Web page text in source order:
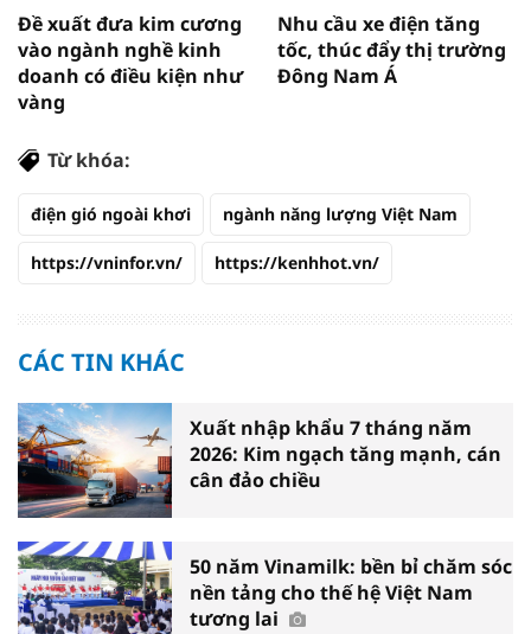
Đề xuất đưa kim cương
vào ngành nghề kinh
doanh có điều kiện như
vàng
Nhu cầu xe điện tăng
tốc, thúc đẩy thị trường
Đông Nam Á
Từ khóa:
điện gió ngoài khơi ngành năng lượng Việt Nam
https://vninfor.vn/ https://kenhhot.vn/
CÁC TIN KHÁC
Xuất nhập khẩu 7 tháng năm
2026: Kim ngạch tăng mạnh, cán
cân đảo chiều
50 năm Vinamilk: bền bỉ chăm sóc
nền tảng cho thế hệ Việt Nam
tương lai